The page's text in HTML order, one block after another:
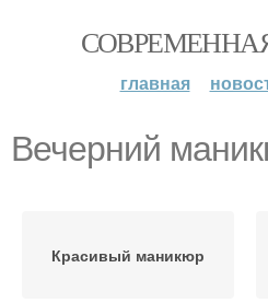
главная
Вечерний
Красивый маникюр